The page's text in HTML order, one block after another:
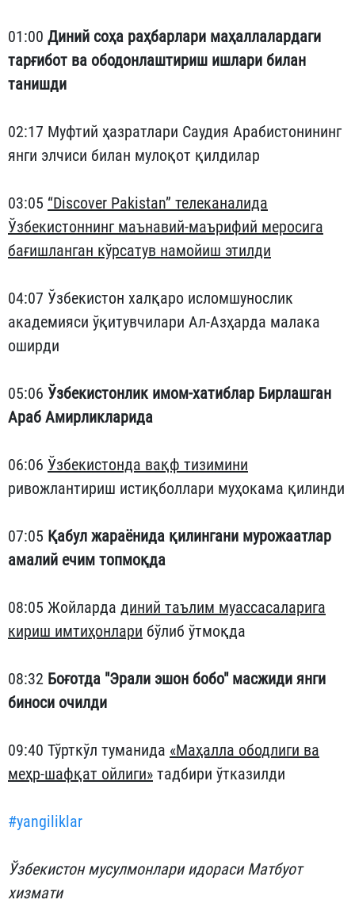
01:00 Диний соҳа раҳбарлари маҳаллалардаги
тарғибот ва ободонлаштириш ишлари билан
танишди
02:17 Муфтий ҳазратлари Саудия Арабистонининг
янги элчиси билан мулоқот қилдилар
03:05 “Discover Pakistan” телеканалида
Ўзбекистоннинг маънавий-маърифий меросига
бағишланган кўрсатув намойиш этилди
04:07 Ўзбекистон халқаро исломшунослик
академияси ўқитувчилари Ал-Азҳарда малака
оширди
05:06 Ўзбекистонлик имом-хатиблар Бирлашган
Араб Амирликларида
06:06 Ўзбекистонда вақф тизимини
ривожлантириш истиқболлари муҳокама қилинди
07:05 Қабул жараёнида қилингани мурожаатлар
амалий ечим топмоқда
08:05 Жойларда диний таълим муассасаларига
кириш имтиҳонлари бўлиб ўтмоқда
08:32 Боғотда "Эрали эшон бобо" масжиди янги
биноси очилди
09:40 Тўрткўл туманида «Маҳалла ободлиги ва
меҳр-шафқат ойлиги» тадбири ўтказилди
#yangiliklar
Ўзбекистон мусулмонлари идораси Матбуот
хизмати